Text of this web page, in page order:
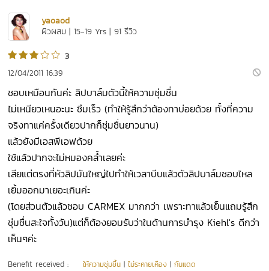
yaoaod
ผิวผสม | 15-19 Yrs | 91 รีวิว
3
12/04/2011 16:39
ชอบเหมือนกันค่ะ ลิปบาล์มตัวนี้ให้ความชุ่มชื่น
ไม่เหนียวเหนอะนะ ซึมเร็ว (ทำให้รู้สึกว่าต้องทาบ่อยด้วย ทั้งที่ความ
จริงทาแค่ครั้งเดียวปากก็ชุ่มชื่นยาวนาน)
แล้วยังมีเอสพีเอฟด้วย
ใช้แล้วปากจะไม่หมองคล้ำเลยค่ะ
เสียแต่ตรงที่หัวลิปมันใหญ่ไปทำให้เวลาบีบแล้วตัวลิปบาล์มชอบไหล
เยิ้มออกมาเยอะเกินค่ะ
(โดยส่วนตัวแล้วชอบ CARMEX มากกว่า เพราะทาแล้วเย็นแถมรู้สึก
ชุ่มชื่นสะใจทั้งวัน)แต่ก็ต้องยอมรับว่าในด้านการบำรุง Kiehl's ดีกว่า
เห็นๆค่ะ
Benefit received : ให้ความชุ่มชื้น |ไม่ระคายเคือง |กันแดด